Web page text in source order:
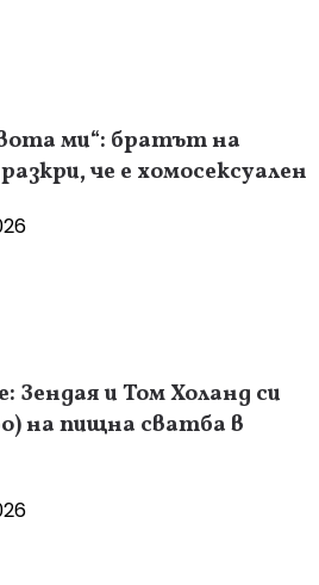
ми“: братът на
че е хомосексуален
Зендая и Том Холанд си
на пищна сватба в